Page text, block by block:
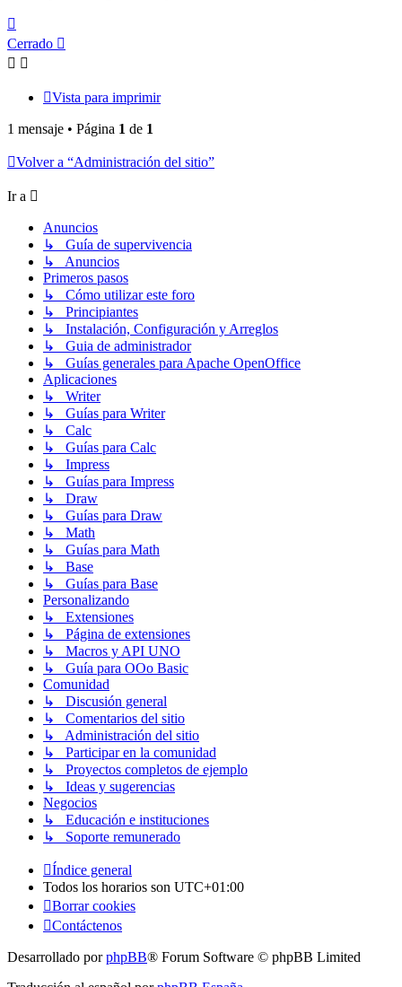
Cerrado
Vista para imprimir
1 mensaje • Página 1 de 1
Volver a “Administración del sitio”
Ir a
Anuncios
↳ Guía de supervivencia
↳ Anuncios
Primeros pasos
↳ Cómo utilizar este foro
↳ Principiantes
↳ Instalación, Configuración y Arreglos
↳ Guia de administrador
↳ Guías generales para Apache OpenOffice
Aplicaciones
↳ Writer
↳ Guías para Writer
↳ Calc
↳ Guías para Calc
↳ Impress
↳ Guías para Impress
↳ Draw
↳ Guías para Draw
↳ Math
↳ Guías para Math
↳ Base
↳ Guías para Base
Personalizando
↳ Extensiones
↳ Página de extensiones
↳ Macros y API UNO
↳ Guía para OOo Basic
Comunidad
↳ Discusión general
↳ Comentarios del sitio
↳ Administración del sitio
↳ Participar en la comunidad
↳ Proyectos completos de ejemplo
↳ Ideas y sugerencias
Negocios
↳ Educación e instituciones
↳ Soporte remunerado
Índice general
Todos los horarios son UTC+01:00
Borrar cookies
Contáctenos
Desarrollado porphpBB® Forum Software © phpBB Limited